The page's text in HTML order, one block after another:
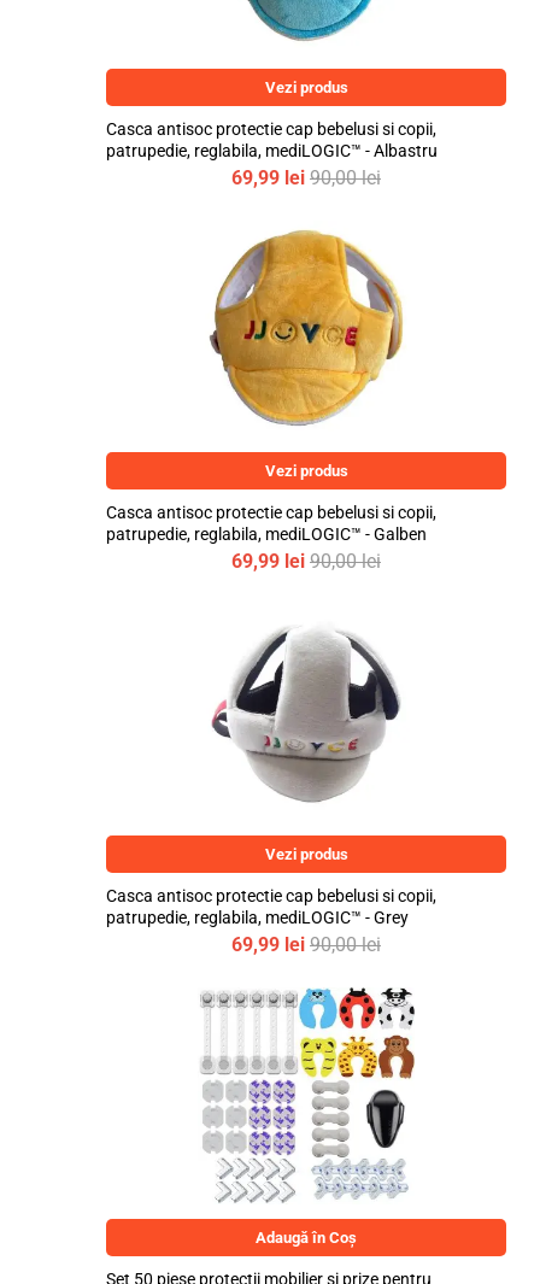
Vezi produs
Casca antisoc protectie cap bebelusi si copii,
patrupedie, reglabila, mediLOGIC™ - Albastru
69,99 lei 90,00lei
Vezi produs
Casca antisoc protectie cap bebelusi si copii,
patrupedie, reglabila, mediLOGIC™ - Galben
69,99 lei 90,00lei
Vezi produs
Casca antisoc protectie cap bebelusi si copii,
patrupedie, reglabila, mediLOGIC™ - Grey
69,99 lei 90,00lei
Adaugă în Coș
Set 50 piese protectii mobilier si prize pentru